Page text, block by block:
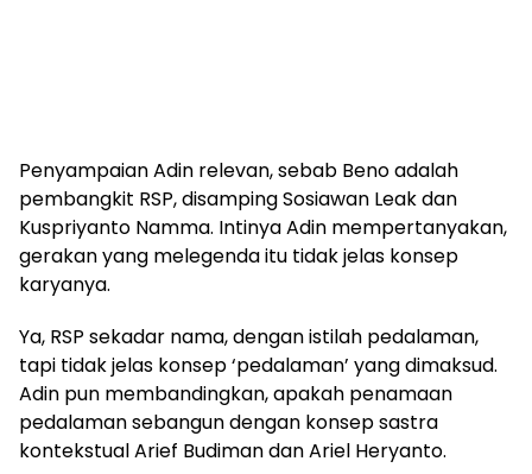
Penyampaian Adin relevan, sebab Beno adalah
pembangkit RSP, disamping Sosiawan Leak dan
Kuspriyanto Namma. Intinya Adin mempertanyakan,
gerakan yang melegenda itu tidak jelas konsep
karyanya.
Ya, RSP sekadar nama, dengan istilah pedalaman,
tapi tidak jelas konsep ‘pedalaman’ yang dimaksud.
Adin pun membandingkan, apakah penamaan
pedalaman sebangun dengan konsep sastra
kontekstual Arief Budiman dan Ariel Heryanto.